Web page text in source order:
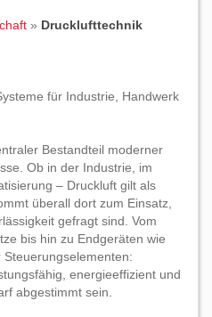
» Drucklufttechnik
für Industrie, Handwerk
Bestandteil moderner
Ob in der Industrie, im
– Druckluft gilt als
überall dort zum Einsatz,
gefragt sind. Vom
bis hin zu Endgeräten wie
energieeffizient und
abgestimmt sein.